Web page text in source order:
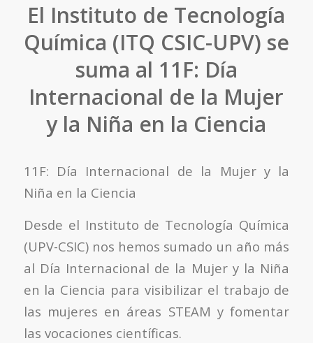
El Instituto de Tecnología
Química (ITQ CSIC-UPV) se
suma al 11F: Día
Internacional de la Mujer
y la Niña en la Ciencia
11F: Día Internacional de la Mujer y la
Niña en la Ciencia
Desde el Instituto de Tecnología Química
(UPV-CSIC) nos hemos sumado un año más
al Día Internacional de la Mujer y la Niña
en la Ciencia para visibilizar el trabajo de
las mujeres en áreas STEAM y fomentar
las vocaciones científicas.